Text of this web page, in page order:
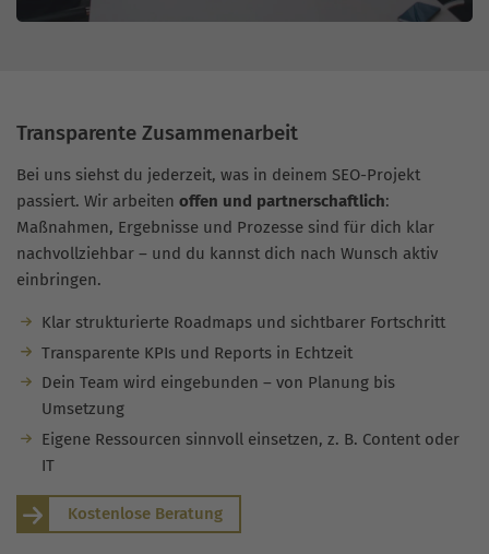
Transparente Zusammenarbeit
Bei uns siehst du jederzeit, was in deinem SEO-Projekt
passiert. Wir arbeiten offen und partnerschaftlich:
Maßnahmen, Ergebnisse und Prozesse sind für dich klar
nachvollziehbar – und du kannst dich nach Wunsch aktiv
einbringen.
Klar strukturierte Roadmaps und sichtbarer Fortschritt
Transparente KPIs und Reports in Echtzeit
Dein Team wird eingebunden – von Planung bis
Umsetzung
Eigene Ressourcen sinnvoll einsetzen, z. B. Content oder
IT
Kostenlose Beratung